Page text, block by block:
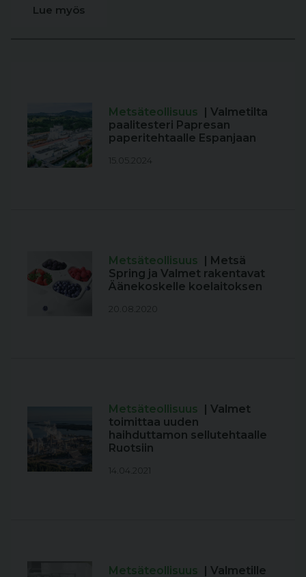
Lue myös
Metsäteollisuus | Valmetilta
paalitesteri Papresan
paperitehtaalle Espanjaan
15.05.2024
Metsäteollisuus | Metsä
Spring ja Valmet rakentavat
Äänekoskelle koelaitoksen
20.08.2020
Metsäteollisuus | Valmet
toimittaa uuden
haihduttamon sellutehtaalle
Ruotsiin
14.04.2021
Metsäteollisuus | Valmetille